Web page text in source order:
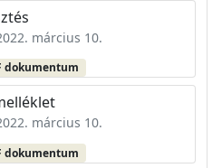
március 10.
dokumentum
március 10.
dokumentum